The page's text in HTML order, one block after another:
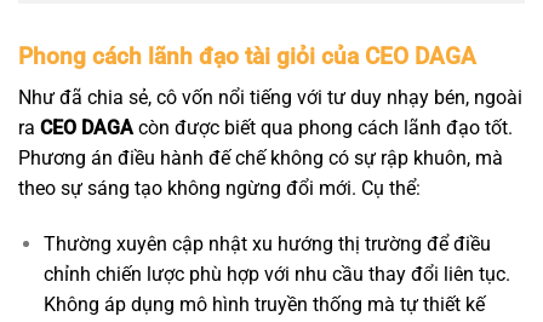
Phong cách lãnh đạo tài giỏi của CEO DAGA
Như đã chia sẻ, cô vốn nổi tiếng với tư duy nhạy bén, ngoài
ra CEO DAGAcòn được biết qua phong cách lãnh đạo tốt.
Phương án điều hành đế chế không có sự rập khuôn, mà
theo sự sáng tạo không ngừng đổi mới. Cụ thể:
Thường xuyên cập nhật xu hướng thị trường để điều
chỉnh chiến lược phù hợp với nhu cầu thay đổi liên tục.
Không áp dụng mô hình truyền thống mà tự thiết kế